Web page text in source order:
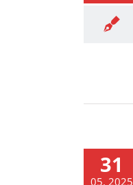
31
05, 2025